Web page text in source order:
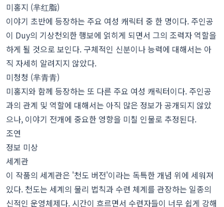
미홍지 (芈红脂)
이야기 초반에 등장하는 주요 여성 캐릭터 중 한 명이다. 주인공
이 Duy의 기상천외한 행보에 얽히게 되면서 그의 조력자 역할을
하게 될 것으로 보인다. 구체적인 신분이나 능력에 대해서는 아
직 자세히 알려지지 않았다.
미청청 (芈青青)
미홍지와 함께 등장하는 또 다른 주요 여성 캐릭터이다. 주인공
과의 관계 및 역할에 대해서는 아직 많은 정보가 공개되지 않았
으나, 이야기 전개에 중요한 영향을 미칠 인물로 추정된다.
조연
정보 미상
세계관
이 작품의 세계관은 '천도 버전'이라는 독특한 개념 위에 세워져
있다. 천도는 세계의 물리 법칙과 수련 체계를 관장하는 일종의
신적인 운영체제다. 시간이 흐르면서 수련자들이 너무 쉽게 강해